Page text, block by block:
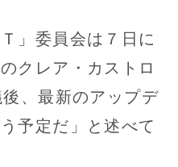
」委員会は７日に
クレア・カストロ
、最新のアップデ
予定だ」と述べて